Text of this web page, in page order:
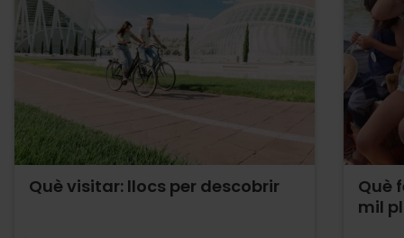
Què visitar: llocs per descobrir
Què
mil